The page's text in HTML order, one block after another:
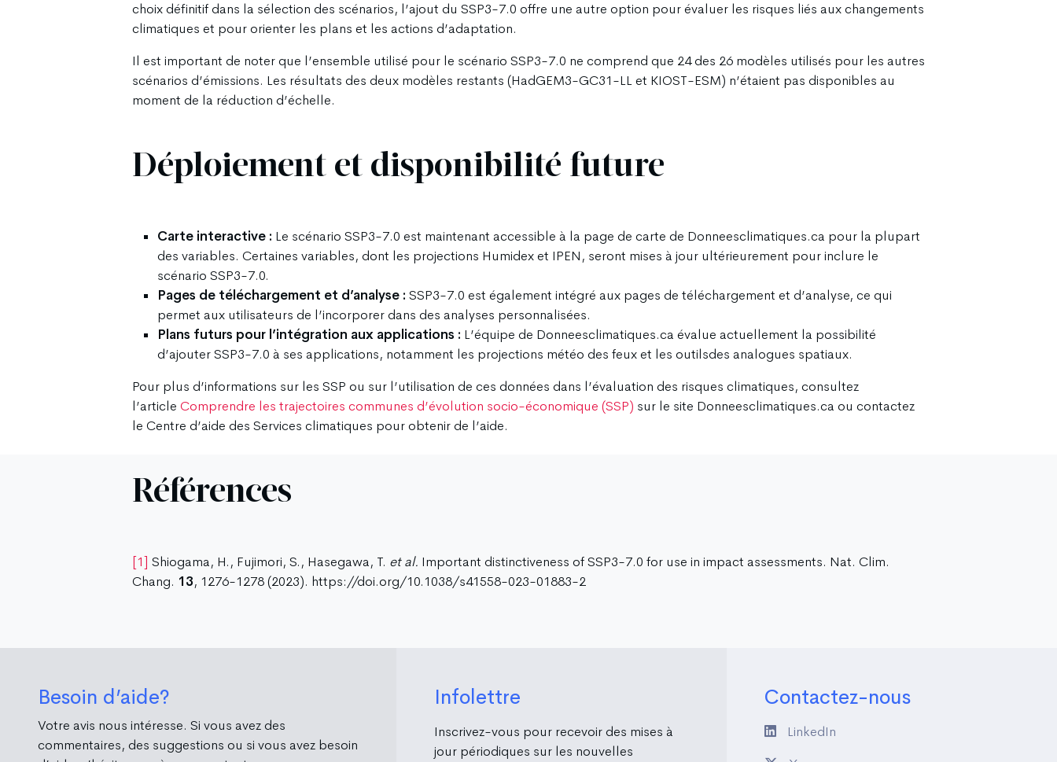
choix définitif dans la sélection des scénarios, l’ajout du SSP3-7.0 offre une autre option pour évaluer les risques liés aux changements
climatiques et pour orienter les plans et les actions d’adaptation.
Il est important de noter que l’ensemble utilisé pour le scénario SSP3-7.0 ne comprend que 24 des 26 modèles utilisés pour les autres
scénarios d’émissions. Les résultats des deux modèles restants (HadGEM3-GC31-LL et KIOST-ESM) n’étaient pas disponibles au
moment de la réduction d’échelle.
Déploiement et disponibilité future
Carte interactive : Le scénario SSP3-7.0 est maintenant accessible à la page de carte de Donneesclimatiques.ca pour la plupart
des variables. Certaines variables, dont les projections Humidex et IPEN, seront mises à jour ultérieurement pour inclure le
scénario SSP3-7.0.
Pages de téléchargement et d’analyse : SSP3-7.0 est également intégré aux pages de téléchargement et d’analyse, ce qui
permet aux utilisateurs de l’incorporer dans des analyses personnalisées.
Plans futurs pour l’intégration aux applications : L’équipe de Donneesclimatiques.ca évalue actuellement la possibilité
d’ajouter SSP3-7.0 à ses applications, notamment les projections météo des feux et les outilsdes analogues spatiaux.
Pour plus d’informations sur les SSP ou sur l’utilisation de ces données dans l’évaluation des risques climatiques, consultez
l’article Comprendre les trajectoires communes d’évolution socio-économique (SSP) sur le site Donneesclimatiques.ca ou contactez
le Centre d’aide des Services climatiques pour obtenir de l’aide.
Références
[1] Shiogama, H., Fujimori, S., Hasegawa, T. et al. Important distinctiveness of SSP3-7.0 for use in impact assessments. Nat. Clim.
Chang. 13, 1276-1278 (2023). https://doi.org/10.1038/s41558-023-01883-2
Besoin d’aide?
Votre avis nous intéresse. Si vous avez des
commentaires, des suggestions ou si vous avez besoin
Infolettre
Inscrivez-vous pour recevoir des mises à
jour périodiques sur les nouvelles
Contactez-nous
LinkedIn